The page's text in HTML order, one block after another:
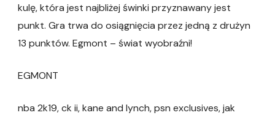
kulę, która jest najbliżej świnki przyznawany jest
punkt. Gra trwa do osiągnięcia przez jedną z drużyn
13 punktów. Egmont – świat wyobraźni!
EGMONT
nba 2k19, ck ii, kane and lynch, psn exclusives, jak